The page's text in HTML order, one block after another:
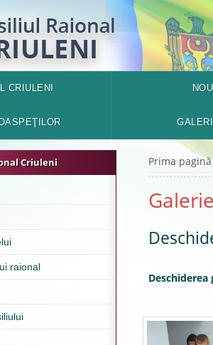
CRIULENI
Criuleni
raional
Prima pagină